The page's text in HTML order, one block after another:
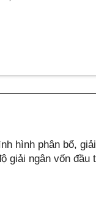
hình phân bổ,
giải ngân vốn đầu